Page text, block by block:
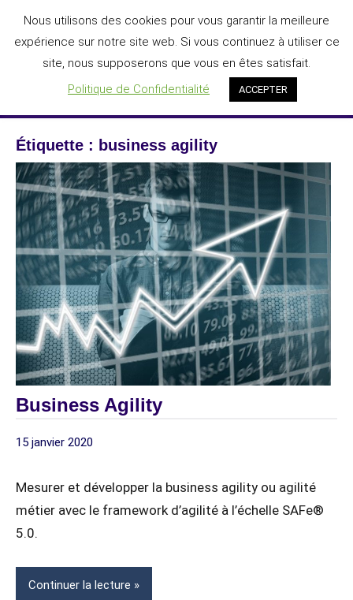
DIGIT'AGILE®
L'IA au service de la transformation numérique des entreprises
Menu
Étiquette : business agility
Business Agility
AGILE
ORGANISATIONNELLE
15 janvier 2020
digitagile
Mesurer et développer la business agility ou agilité
métier avec le framework d’agilité à l’échelle SAFe®
5.0.
Continuer la lecture
Nous utilisons des cookies pour vous garantir la meilleure
expérience sur notre site web. Si vous continuez à utiliser ce
site, nous supposerons que vous en êtes satisfait.
Politique de Confidentialité
ACCEPTER